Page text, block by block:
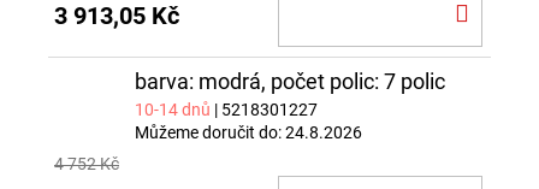
3 913,05 Kč
barva: modrá, počet polic: 7 polic
10-14 dnů | 5218301227
Můžeme doručit do:24.8.2026
4 752 Kč